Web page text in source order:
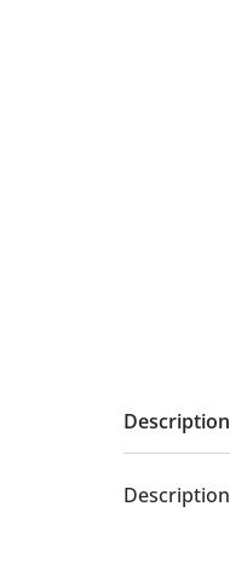
Description
Description